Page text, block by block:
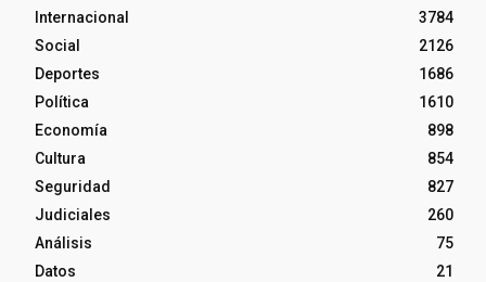
Internacional
3784
Social
2126
Deportes
1686
Política
1610
Economía
898
Cultura
854
Seguridad
827
Judiciales
260
Análisis
75
Datos
21